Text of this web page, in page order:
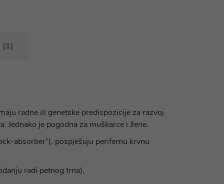
(1)
radne ili genetske predispozicije za razvoj
je pogodna za muškarce i žene.
absorber“), pospješuju perifernu krvnu
radi petnog trna).